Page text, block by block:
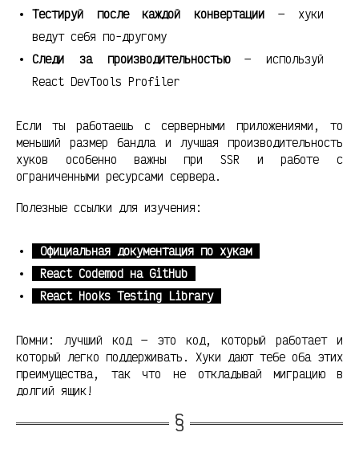
Тестируй после каждой конвертации — хуки
ведут себя по-другому
Следи за производительностью— используй
React DevTools Profiler
Если ты работаешь с серверными приложениями, то
меньший размер бандла и лучшая производительность
хуков особенно важны при SSR и работе с
ограниченными ресурсами сервера.
Полезные ссылки для изучения:
Официальная документация по хукам
React Codemod на GitHub
React Hooks Testing Library
Помни: лучший код — это код, который работает и
который легко поддерживать. Хуки дают тебе оба этих
преимущества, так что не откладывай миграцию в
долгий ящик!